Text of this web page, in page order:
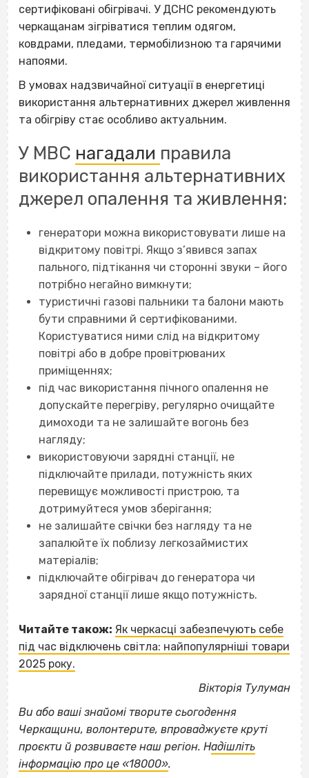
сертифіковані обігрівачі. У ДСНС рекомендують
черкащанам зігріватися теплим одягом,
ковдрами, пледами, термобілизною та гарячими
напоями.
В умовах надзвичайної ситуації в енергетиці
використання альтернативних джерел живлення
та обігріву стає особливо актуальним.
У МВС нагадали правила
використання альтернативних
джерел опалення та живлення:
генератори можна використовувати лише на
відкритому повітрі. Якщо з’явився запах
пального, підтікання чи сторонні звуки – його
потрібно негайно вимкнути;
туристичні газові пальники та балони мають
бути справними й сертифікованими.
Користуватися ними слід на відкритому
повітрі або в добре провітрюваних
приміщеннях;
під час використання пічного опалення не
допускайте перегріву, регулярно очищайте
димоходи та не залишайте вогонь без
нагляду;
використовуючи зарядні станції, не
підключайте прилади, потужність яких
перевищує можливості пристрою, та
дотримуйтеся умов зберігання;
не залишайте свічки без нагляду та не
запалюйте їх поблизу легкозаймистих
матеріалів;
підключайте обігрівач до генератора чи
зарядної станції лише якщо потужність.
Читайте також: Як черкасці забезпечують себе
під час відключень світла: найпопулярніші товари
2025 року.
Вікторія Тулуман
Ви або ваші знайомі творите сьогодення
Черкащини, волонтерите, впроваджуєте круті
проєкти й розвиваєте наш регіон. Надішліть
інформацію про це «18000».